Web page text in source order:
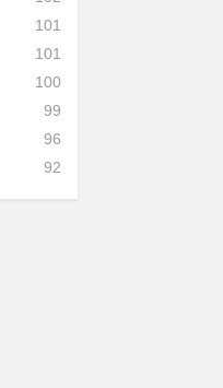
101
101
100
99
96
92